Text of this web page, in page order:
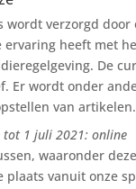
wordt verzorgd door
ervaring heeft met
De
Er wordt onder
van artikelen.
tot 1 juli 2021: online
waaronder
plaats vanuit onze